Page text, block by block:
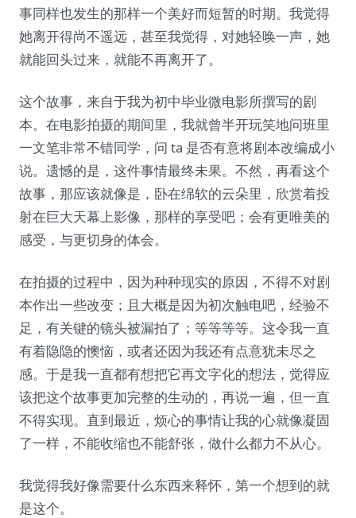
事同样也发生的那样一个美好而短暂的时期。我觉得
她离开得尚不遥远，甚至我觉得，对她轻唤一声，她
就能回头过来，就能不再离开了。
这个故事，来自于我为初中毕业微电影所撰写的剧
本。在电影拍摄的期间里，我就曾半开玩笑地问班里
一文笔非常不错同学，问 ta 是否有意将剧本改编成小
说。遗憾的是，这件事情最终未果。不然，再看这个
故事，那应该就像是，卧在绵软的云朵里，欣赏着投
射在巨大天幕上影像，那样的享受吧；会有更唯美的
感受，与更切身的体会。
在拍摄的过程中，因为种种现实的原因，不得不对剧
本作出一些改变；且大概是因为初次触电吧，经验不
足，有关键的镜头被漏拍了；等等等等。这令我一直
有着隐隐的懊恼，或者还因为我还有点意犹未尽之
感。于是我一直都有想把它再文字化的想法，觉得应
该把这个故事更加完整的生动的，再说一遍，但一直
不得实现。直到最近，烦心的事情让我的心就像凝固
了一样，不能收缩也不能舒张，做什么都力不从心。
我觉得我好像需要什么东西来释怀，第一个想到的就
是这个。